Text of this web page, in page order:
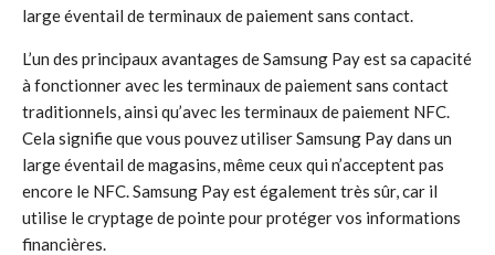
large éventail de terminaux de paiement sans contact.
L’un des principaux avantages de Samsung Pay est sa capacité
à fonctionner avec les terminaux de paiement sans contact
traditionnels, ainsi qu’avec les terminaux de paiement NFC.
Cela signifie que vous pouvez utiliser Samsung Pay dans un
large éventail de magasins, même ceux qui n’acceptent pas
encore le NFC. Samsung Pay est également très sûr, car il
utilise le cryptage de pointe pour protéger vos informations
financières.